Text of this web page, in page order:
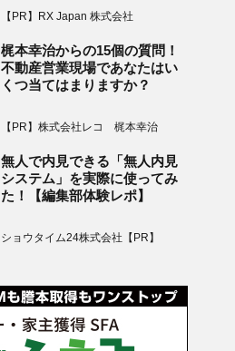
【PR】RX Japan 株式会社
梶本幸治からの15個の質問！
不動産営業現場であなたはい
くつ当てはまりますか？
【PR】株式会社レコ 梶本幸治
無人で内見できる「無人内見
システム」を実際に使ってみ
た！【編集部体験レポ】
ショウタイム24株式会社【PR】